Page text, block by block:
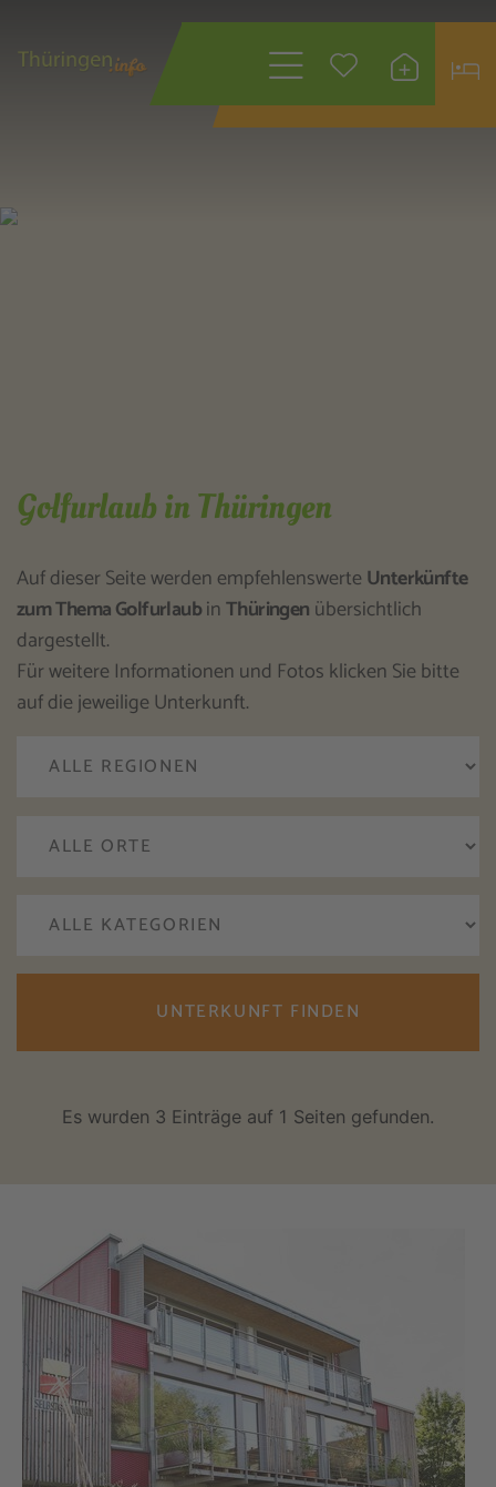
Wonach suchen
Golfurlaub in Thüringen
Auf dieser Seite werden empfehlenswerte Unterkünfte
zum Thema GolfurlaubinThüringen übersichtlich
dargestellt.
Für weitere Informationen und Fotos klicken Sie bitte
auf die jeweilige Unterkunft.
UNTERKUNFT FINDEN
Es wurden 3 Einträge auf 1 Seiten gefunden.